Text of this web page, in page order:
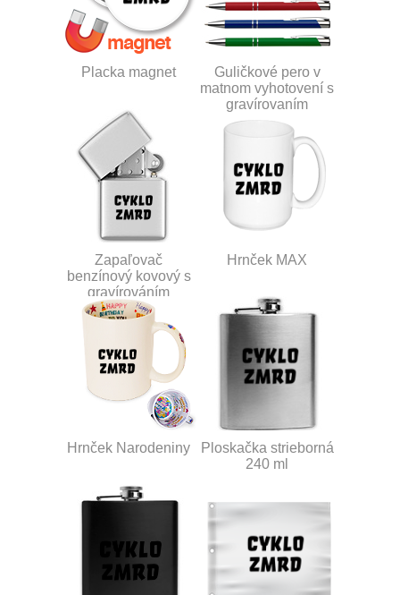
Placka magnet
Guličkové pero v
matnom vyhotovení s
gravírovaním
Zapaľovač
benzínový kovový s
gravírováním
Hrnček MAX
Hrnček Narodeniny
Ploskačka strieborná
240 ml